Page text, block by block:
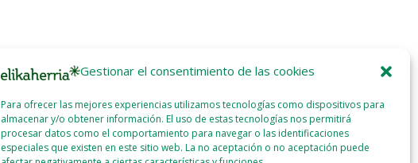
Gestionar el consentimiento de las cookies
Para ofrecer las mejores experiencias utilizamos tecnologías como dispositivos para
almacenar y/o obtener información. El uso de estas tecnologías nos permitirá
procesar datos como el comportamiento para navegar o las identificaciones
especiales que existen en este sitio web. La no aceptación o no aceptación puede